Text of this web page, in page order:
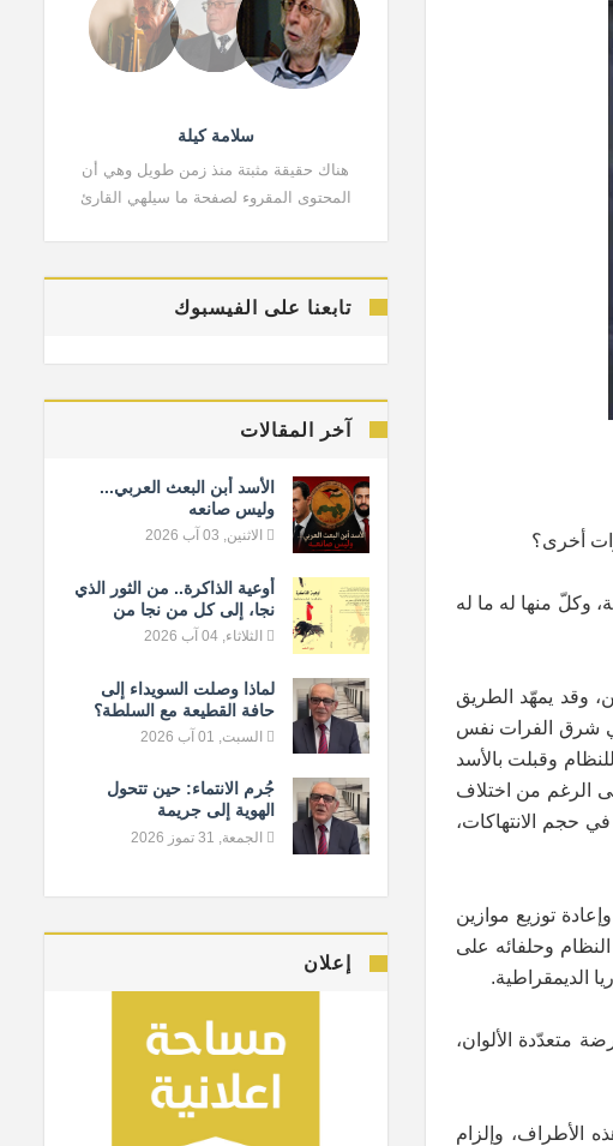
أخرى؟
وكلّ منها له ما له
وقد يمهّد الطريق
في شرق الفرات نفس
وقبلت بالأسد
الرغم من اختلاف
حجم الانتهاكات،
توزيع موازين
وحلفائه على
الديمقراطية.
في وجه معارضة متعدّدة الألوان،
الأطراف، وإلزام
سلامة كيلة
هناك حقيقة مثبتة منذ زمن طويل وهي أن
المحتوى المقروء لصفحة ما سيلهي القارئ
تابعنا على الفيسبوك
آخر المقالات
الأسد أبن البعث العربي...
وليس صانعه
الاثنين, 03 آب 2026
أوعية الذاكرة.. من الثور الذي
نجا، إلى كل من نجا من
النسيان
الثلاثاء, 04 آب 2026
لماذا وصلت السويداء إلى
حافة القطيعة مع السلطة؟
السبت, 01 آب 2026
جُرم الانتماء: حين تتحول
الهوية إلى جريمة
الجمعة, 31 تموز 2026
إعلان